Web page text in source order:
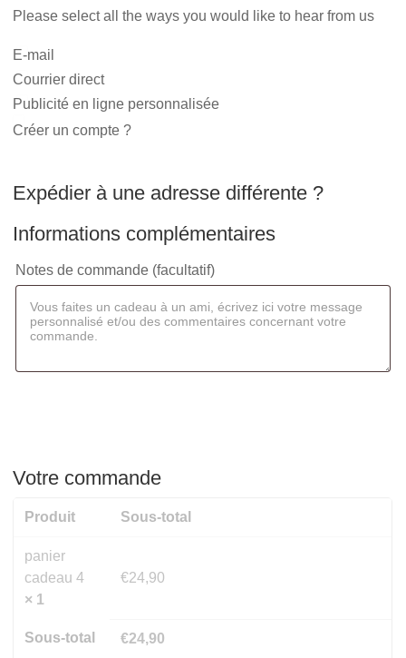
Please select all the ways you would like to hear from us
E-mail
Courrier direct
Publicité en ligne personnalisée
Créer un compte ?
Expédier à une adresse différente ?
Informations complémentaires
Notes de commande (facultatif)
Votre commande
Produit Sous-total
panier
cadeau 4
× 1
€24,90
Sous-total €24,90